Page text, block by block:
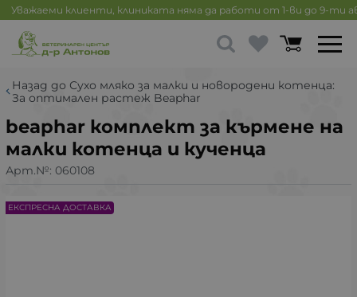
Уважаеми клиенти, клиниката няма да работи от 1-ви до 9-ти
Назад до Сухо мляко за малки и новородени котенца:
За оптимален растеж Beaphar
beaphar комплект за кърмене на
малки котенца и кученца
Арт.№: 060108
ЕКСПРЕСНА ДОСТАВКА